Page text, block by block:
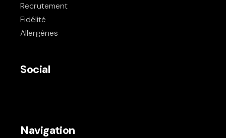
Recrutement
Fidélité
Allergènes
Social
Navigation